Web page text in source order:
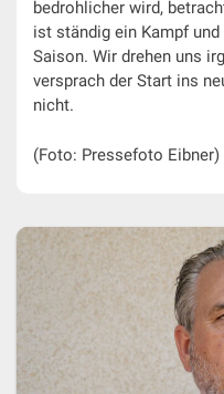
bedrohlicher wird,
ist ständig ein Kampf
Saison. Wir drehen uns
versprach der Start ins
nicht.
(Foto: Pressefoto Eibner)